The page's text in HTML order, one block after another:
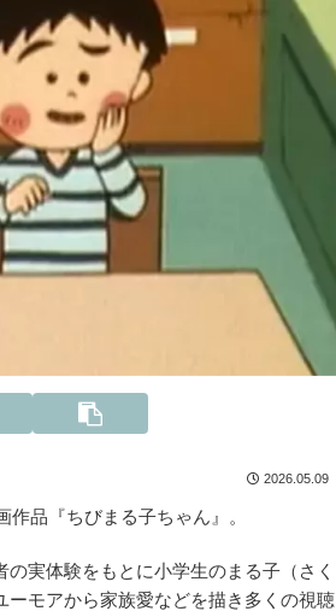
2026.05.09
品『ちびまる子ちゃん』。
実体験をもとに小学生のまる子（さく
モアから家族愛などを描き多くの視聴